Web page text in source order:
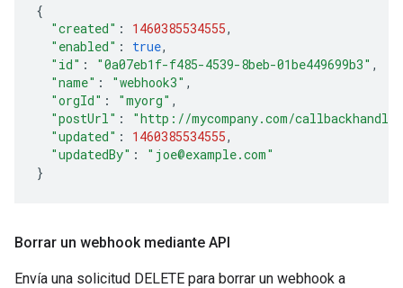
{
"created" : 1460385534555,
"enabled" : true,
"id" : "0a07eb1f-f485-4539-8beb-01be449699b3" ,
"name" : "webhook3" ,
"orgId" : "myorg" ,
"postUrl" :
"http://mycompany.com/
"updated" : 1460385534555,
"updatedBy" :
"joe@example.com"
}
Borrar un webhook mediante API
Envía una solicitud DELETE para borrar un webhook a